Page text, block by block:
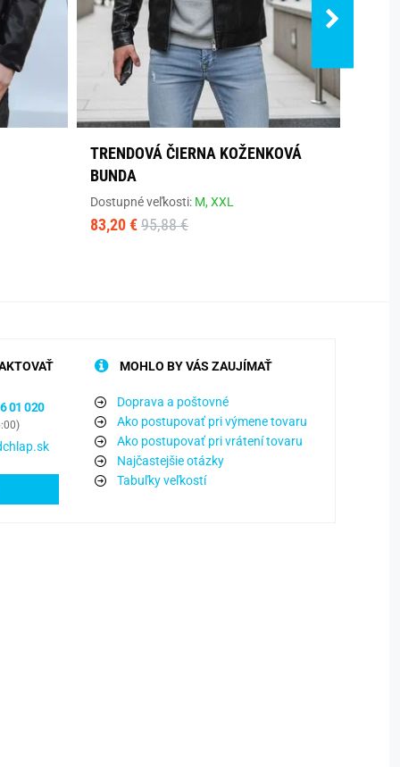
TRENDOVÁ ČIERNA KOŽENKOVÁ
BUNDA
Dostupné veľkosti: M,XXL
83,20 € 95,88 €
01 020
MOHLO BY VÁS ZAUJÍMAŤ
Doprava a poštovné
Ako postupovať pri výmene tovaru
Ako postupovať pri vrátení tovaru
Najčastejšie otázky
Tabuľky veľkostí